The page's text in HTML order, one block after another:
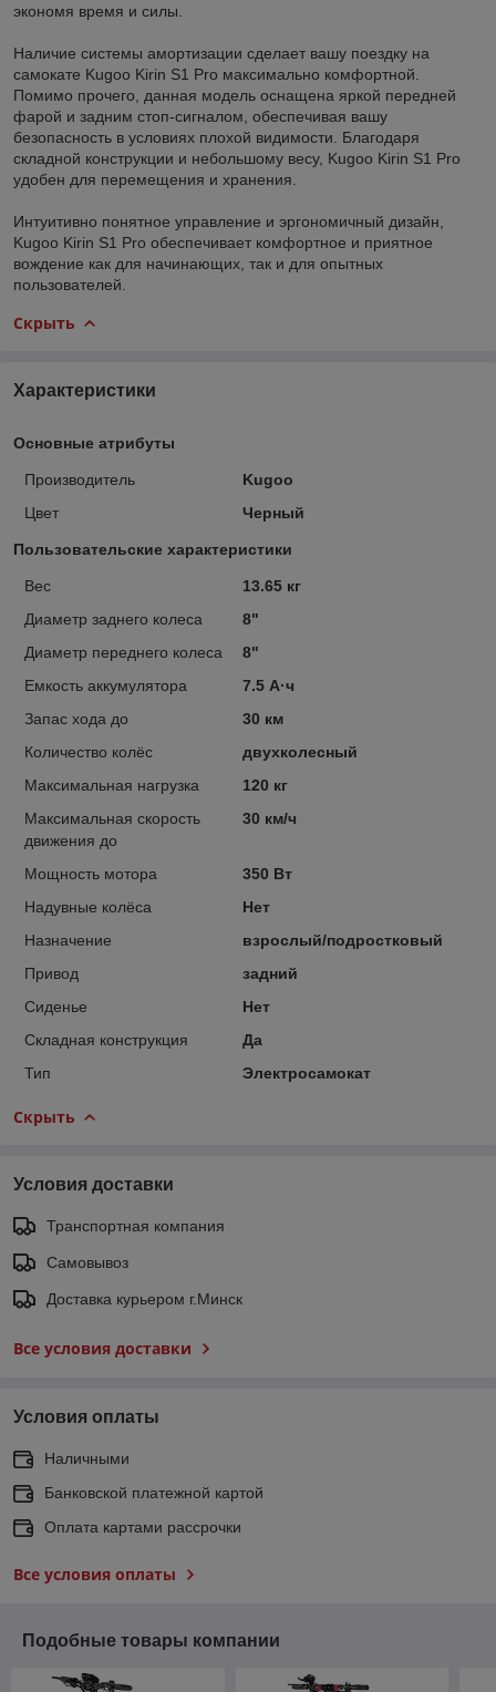
экономя время и силы.
Наличие системы амортизации сделает вашу поездку на
самокате Kugoo Kirin S1 Pro максимально комфортной.
Помимо прочего, данная модель оснащена яркой передней
фарой и задним стоп-сигналом, обеспечивая вашу
безопасность в условиях плохой видимости. Благодаря
складной конструкции и небольшому весу, Kugoo Kirin S1 Pro
удобен для перемещения и хранения.
Интуитивно понятное управление и эргономичный дизайн,
Kugoo Kirin S1 Pro обеспечивает комфортное и приятное
вождение как для начинающих, так и для опытных
пользователей.
Скрыть
Характеристики
Основные атрибуты
Производитель
Kugoo
Цвет
Черный
Пользовательские характеристики
Вес
13.65 кг
Диаметр заднего колеса
8"
Диаметр переднего колеса
8"
Емкость аккумулятора
7.5 А·ч
Запас хода до
30 км
Количество колёс
двухколесный
Максимальная нагрузка
120 кг
Максимальная скорость
движения до
30 км/ч
Мощность мотора
350 Вт
Надувные колёса
Нет
Назначение
взрослый/подростковый
Привод
задний
Сиденье
Нет
Складная конструкция
Да
Тип
Электросамокат
Скрыть
Условия доставки
Транспортная компания
Самовывоз
Доставка курьером г.Минск
Все условия доставки
Условия оплаты
Наличными
Банковской платежной картой
Оплата картами рассрочки
Все условия оплаты
Подобные товары компании